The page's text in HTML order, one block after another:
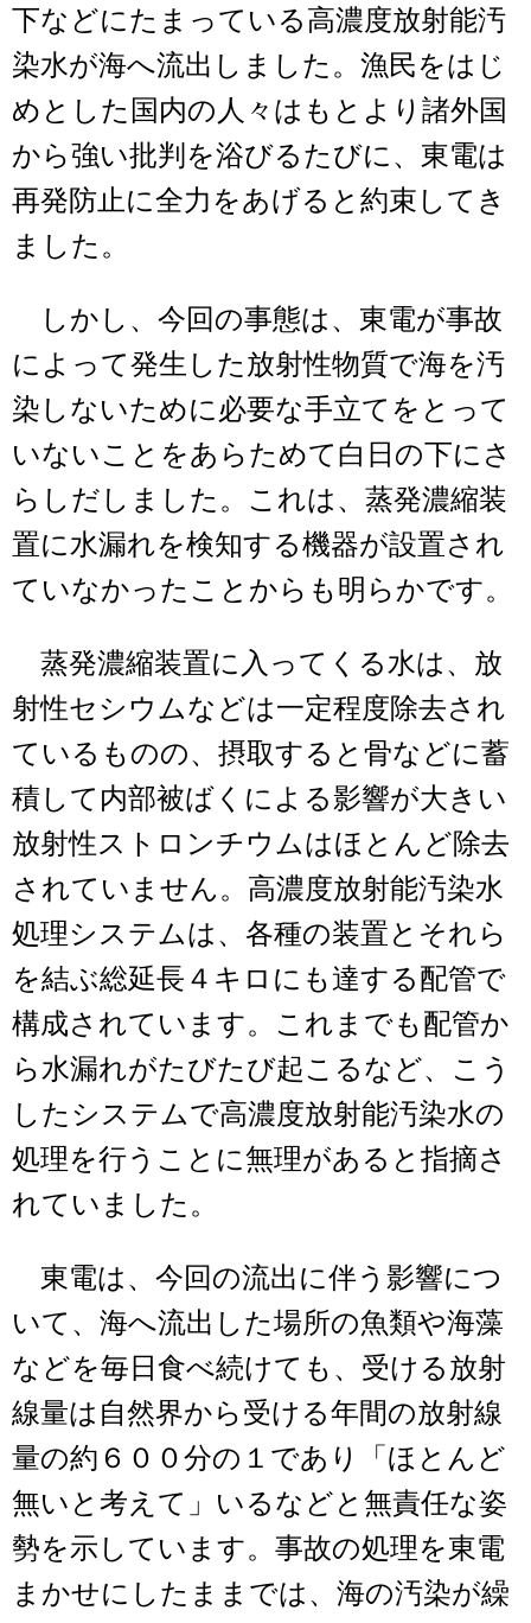
下などにたまっている高濃度放射能汚
染水が海へ流出しました。漁民をはじ
めとした国内の人々はもとより諸外国
から強い批判を浴びるたびに、東電は
再発防止に全力をあげると約束してき
ました。
しかし、今回の事態は、東電が事故
によって発生した放射性物質で海を汚
染しないために必要な手立てをとって
いないことをあらためて白日の下にさ
らしだしました。これは、蒸発濃縮装
置に水漏れを検知する機器が設置され
ていなかったことからも明らかです。
蒸発濃縮装置に入ってくる水は、放
射性セシウムなどは一定程度除去され
ているものの、摂取すると骨などに蓄
積して内部被ばくによる影響が大きい
放射性ストロンチウムはほとんど除去
されていません。高濃度放射能汚染水
処理システムは、各種の装置とそれら
を結ぶ総延長４キロにも達する配管で
構成されています。これまでも配管か
ら水漏れがたびたび起こるなど、こう
したシステムで高濃度放射能汚染水の
処理を行うことに無理があると指摘さ
れていました。
東電は、今回の流出に伴う影響につ
いて、海へ流出した場所の魚類や海藻
などを毎日食べ続けても、受ける放射
線量は自然界から受ける年間の放射線
量の約６００分の１であり「ほとんど
無いと考えて」いるなどと無責任な姿
勢を示しています。事故の処理を東電
まかせにしたままでは、海の汚染が繰